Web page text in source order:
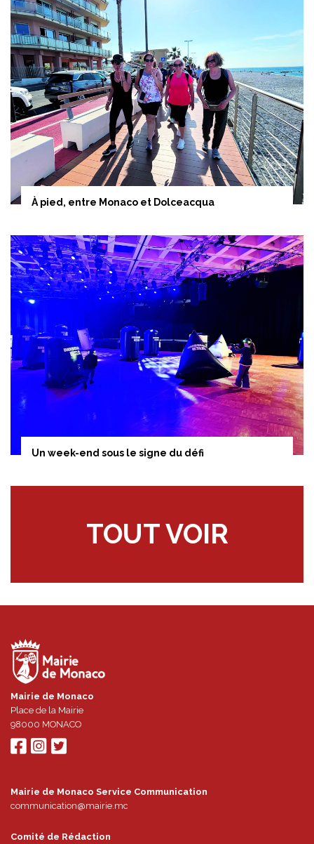
À pied, entre Monaco et Dolceacqua
Un week-end sous le signe du défi
TOUT VOIR
Mairie de Monaco
Place de la Mairie
98000 MONACO
Mairie de Monaco Service Communication
communication@mairie.mc
Comité de Rédaction